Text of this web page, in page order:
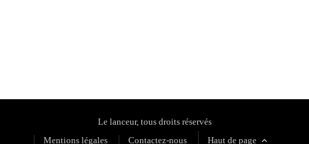
Le lanceur, tous droits réservés
Mentions légales
Contactez-nous Haut de page